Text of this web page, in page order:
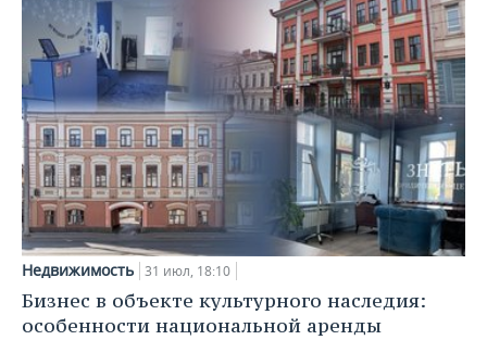
Недвижимость 31 июл, 18:10
Бизнес в объекте культурного наследия:
особенности национальной аренды